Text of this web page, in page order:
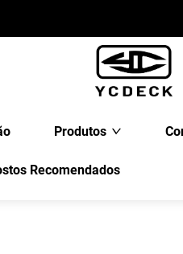
Produtos
Recomendados